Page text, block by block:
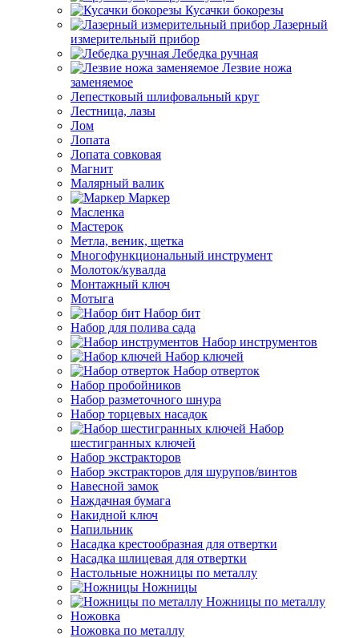
Кусачки бокорезы
Лазерный
измерительный прибор
Лебедка ручная
Лезвие ножа
заменяемое
Лепестковый шлифовальный круг
Лестница, лазы
Лом
Лопата
Лопата совковая
Магнит
Малярный валик
Маркер
Масленка
Мастерок
Метла, веник, щетка
Многофункциональный инструмент
Молоток/кувалда
Монтажный ключ
Мотыга
Набор бит
Набор для полива сада
Набор инструментов
Набор ключей
Набор отверток
Набор пробойников
Набор разметочного шнура
Набор торцевых насадок
Набор
шестигранных ключей
Набор экстракторов
Набор экстракторов для шурупов/винтов
Навесной замок
Наждачная бумага
Накидной ключ
Напильник
Насадка крестообразная для отвертки
Насадка шлицевая для отвертки
Настольные ножницы по металлу
Ножницы
Ножницы по металлу
Ножовка
Ножовка по металлу